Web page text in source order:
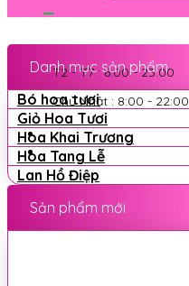
T2 - T7 : 6:00 - 23:00
Chủ Nhật : 8:00 - 22:00
Danh mục sản phẩm
Bó hoa tươi
Giỏ Hoa Tươi
Hoa Khai Trương
Hoa Tang Lễ
Lan Hồ Điệp
Sản phẩm mới